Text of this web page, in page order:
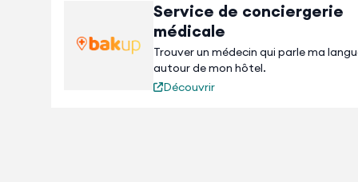
Service de conciergerie
médicale
Trouver un médecin qui parle ma
autour de mon hôtel.
Découvrir